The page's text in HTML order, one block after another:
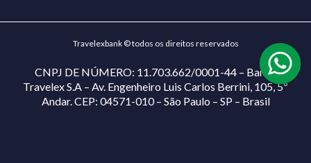
Travelexbank © todos os direitos reservados
CNPJ DE NÚMERO: 11.703.662/0001-44 – Banco
Travelex S.A – Av. Engenheiro Luis Carlos Berrini, 105, 5º
Andar. CEP: 04571-010 – São Paulo – SP – Brasil